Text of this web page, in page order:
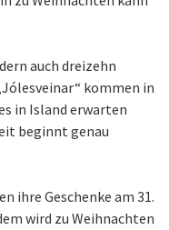
auch dreizehn
kommen in
in Island erwarten
beginnt genau
ihre Geschenke am 31.
wird zu Weihnachten